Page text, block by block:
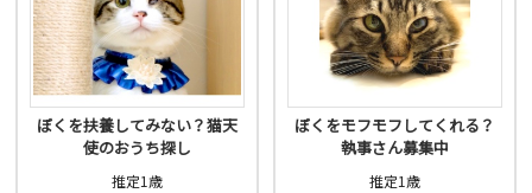
ぼくを扶養してみない？猫天
使のおうち探し
推定1歳
ぼくをモフモフしてくれる？
執事さん募集中
推定1歳